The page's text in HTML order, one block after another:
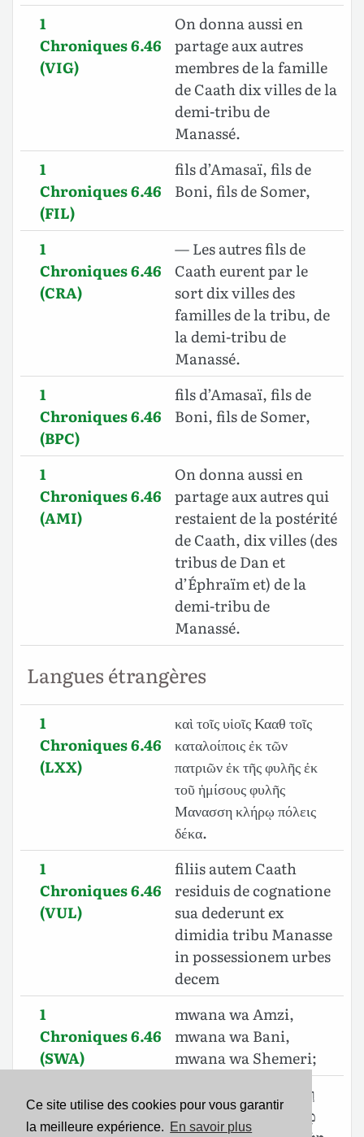
Ce site utilise des cookies pour vous garantir
la meilleure expérience. En savoir plus
1
Chroniques 6.46
(VIG)
On donna aussi en
partage aux autres
membres de la famille
de Caath dix villes de la
demi-tribu de
Manassé.
1
Chroniques 6.46
(FIL)
fils d’Amasaï, fils de
Boni, fils de Somer,
1
Chroniques 6.46
(CRA)
— Les autres fils de
Caath eurent par le
sort dix villes des
familles de la tribu, de
la demi-tribu de
Manassé.
1
Chroniques 6.46
(BPC)
fils d’Amasaï, fils de
Boni, fils de Somer,
1
Chroniques 6.46
(AMI)
On donna aussi en
partage aux autres qui
restaient de la postérité
de Caath, dix villes (des
tribus de Dan et
d’Éphraïm et) de la
demi-tribu de
Manassé.
Langues étrangères
1
Chroniques 6.46
(LXX)
καὶ τοῖς υἱοῖς Κααθ τοῖς
καταλοίποις ἐκ τῶν
πατριῶν ἐκ τῆς φυλῆς ἐκ
τοῦ ἡμίσους φυλῆς
Μανασση κλήρῳ πόλεις
δέκα.
1
Chroniques 6.46
(VUL)
filiis autem Caath
residuis de cognatione
sua dederunt ex
dimidia tribu Manasse
in possessionem urbes
decem
1
Chroniques 6.46
(SWA)
mwana wa Amzi,
mwana wa Bani,
mwana wa Shemeri;
Chroniques 6.46 מִמִּשְׁפַּ֣חַת הַמַּטֶּ֡ה מִֽ֠מַּחֲצִית